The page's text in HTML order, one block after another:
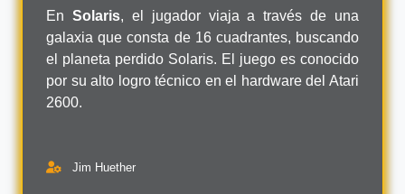
En Solaris, el jugador viaja a través de una
galaxia que consta de 16 cuadrantes, buscando
el planeta perdido Solaris. El juego es conocido
por su alto logro técnico en el hardware del Atari
2600.
Jim Huether